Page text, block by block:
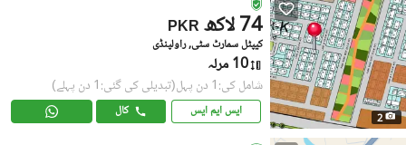
2
PKR 74 لاکھ
کیپٹل سمارٹ سٹی, راولپنڈی
10 مرلہ
شامل کی:1 دن پہل (تبدیلی کی گئی:1 دن پہلے)
ایس ایم ایس کال